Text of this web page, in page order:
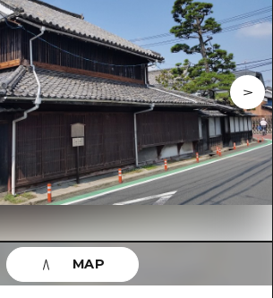
表
薦
術
活動·廟會
美食·酒水
自行車
物
動
程
表
Hiroshima 官方向導
廣島隨意旅行
島市內
芸
答對了
列表
廣島市內
芸
對了
美北
息
信息
表
MAP